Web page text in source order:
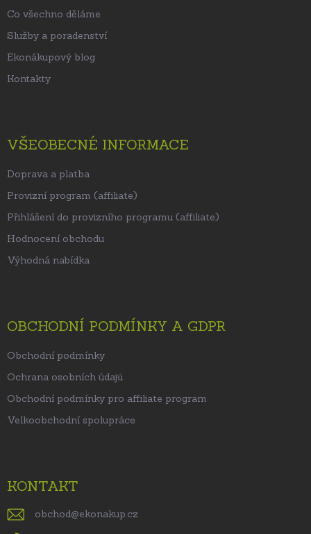
Co všechno děláme
Služby a poradenství
Ekonákupový blog
Kontakty
VŠEOBECNÉ INFORMACE
Doprava a platba
Provizní program (affiliate)
Přihlášení do provizního programu (affiliate)
Hodnocení obchodu
Výhodná nabídka
OBCHODNÍ PODMÍNKY A GDPR
Obchodní podmínky
Ochrana osobních údajů
Obchodní podmínky pro affiliate program
Velkoobchodní spolupráce
KONTAKT
obchod@ekonakup.cz